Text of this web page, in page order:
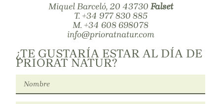
Miquel Barceló, 20 43730 Falset
T.+34 977 830 885
M. +34 608 698078
info@prioratnatur.com
¿TE GUSTARÍA ESTAR AL DÍA DE
PRIORAT NATUR?